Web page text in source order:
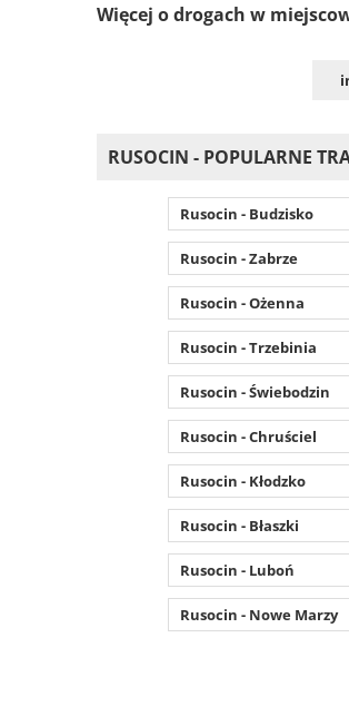
Więcej o drogach w
RUSOCIN - POPULARNE
Rusocin - Budzisko
Rusocin - Zabrze
Rusocin - Ożenna
Rusocin - Trzebinia
Rusocin - Świebodzin
Rusocin - Chruściel
Rusocin - Kłodzko
Rusocin - Błaszki
Rusocin - Luboń
Rusocin - Nowe Marzy